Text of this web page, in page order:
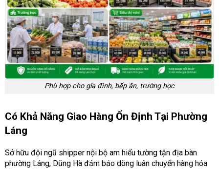
Phù hợp cho gia đình, bếp ăn, trường học
Có Khả Năng Giao Hàng Ổn Định Tại Phường
Láng
Sở hữu đội ngũ shipper nội bộ am hiểu tường tận địa bàn
phường Láng, Dũng Hà đảm bảo dòng luân chuyển hàng hóa